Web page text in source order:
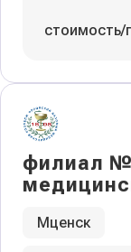
стоимость/
филиал
Мценск